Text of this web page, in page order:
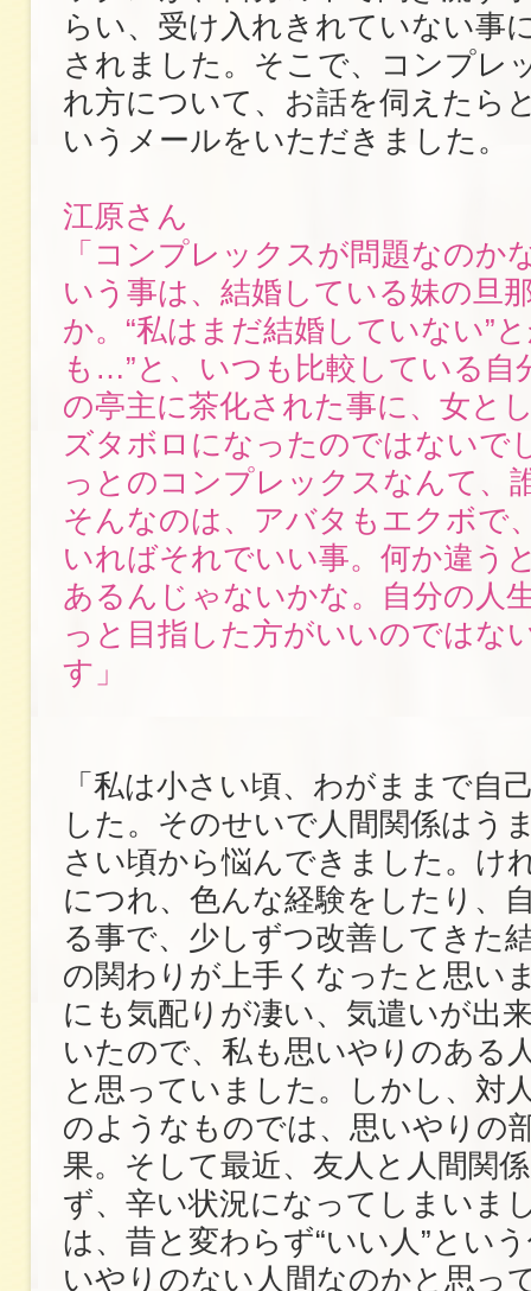
らい、受け入れきれていない事
されました。そこで、コンプレ
れ方について、お話を伺えたら
いうメールをいただきました。
江原さん
「コンプレックスが問題なのか
いう事は、結婚している妹の旦
か。“私はまだ結婚していない”
も…”と、いつも比較している自
の亭主に茶化された事に、女と
ズタボロになったのではないで
っとのコンプレックスなんて、
そんなのは、アバタもエクボで
いればそれでいい事。何か違う
あるんじゃないかな。自分の人
っと目指した方がいいのではな
す」
「私は小さい頃、わがままで自
した。そのせいで人間関係はう
さい頃から悩んできました。け
につれ、色んな経験をしたり、
る事で、少しずつ改善してきた
の関わりが上手くなったと思い
にも気配りが凄い、気遣いが出
いたので、私も思いやりのある
と思っていました。しかし、対
のようなものでは、思いやりの
果。そして最近、友人と人間関
ず、辛い状況になってしまいま
は、昔と変わらず“いい人”とい
いやりのない人間なのかと思っ